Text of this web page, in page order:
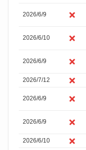
2026/6/9
2026/6/10
2026/6/9
2026/7/12
2026/6/9
2026/6/9
2026/6/10